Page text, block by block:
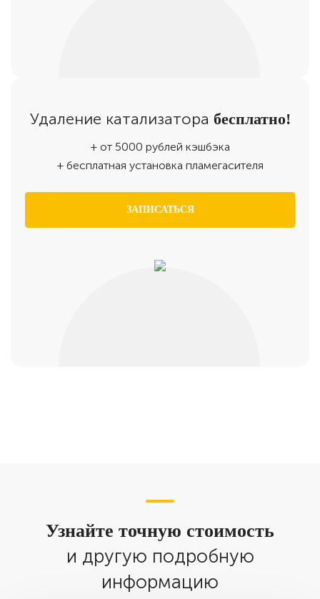
Удаление катализатора бесплатно!
+ от 5000 рублей кэшбэка
+ бесплатная установка пламегасителя
ЗАПИСАТЬСЯ
Узнайте точную стоимость
и другую подробную
информацию